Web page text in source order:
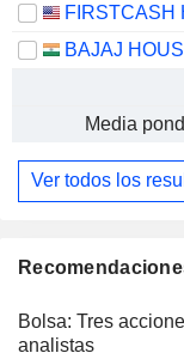
Bolsa: Tres
analistas
Media
Ver todos los